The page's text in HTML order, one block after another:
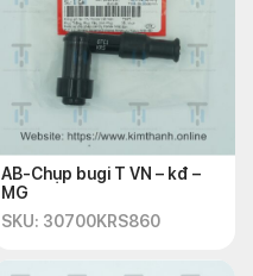
AB-Chụp bugi T VN – kđ –
MG
SKU: 30700KRS860